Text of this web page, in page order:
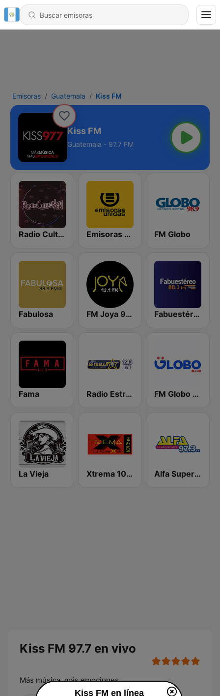
Emisoras Guatemala Kiss FM
Kiss FM
Guatemala - 97.7 FM
Radio Cultural TGN Emisoras Unidas FM Globo
Fabulosa FM Joya 92.9 Fabuestéreo 88.1 FM
Fama Radio Estrella FM Globo 98.9
La Vieja Xtrema 101.3 FM Alfa Super Stereo
Kiss FM 97.7 en vivo
Más música, más emociones
Kiss FM en línea